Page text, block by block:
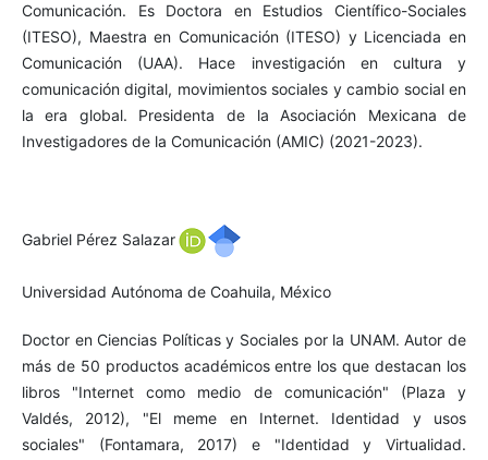
Comunicación. Es Doctora en Estudios Científico-Sociales
(ITESO), Maestra en Comunicación (ITESO) y Licenciada en
Comunicación (UAA). Hace investigación en cultura y
comunicación digital, movimientos sociales y cambio social en
la era global. Presidenta de la Asociación Mexicana de
Investigadores de la Comunicación (AMIC) (2021-2023).
Gabriel Pérez Salazar
Universidad Autónoma de Coahuila, México
Doctor en Ciencias Políticas y Sociales por la UNAM. Autor de
más de 50 productos académicos entre los que destacan los
libros "Internet como medio de comunicación" (Plaza y
Valdés, 2012), "El meme en Internet. Identidad y usos
sociales" (Fontamara, 2017) e "Identidad y Virtualidad.